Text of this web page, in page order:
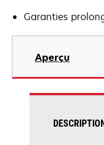
Garanties
Aperçu